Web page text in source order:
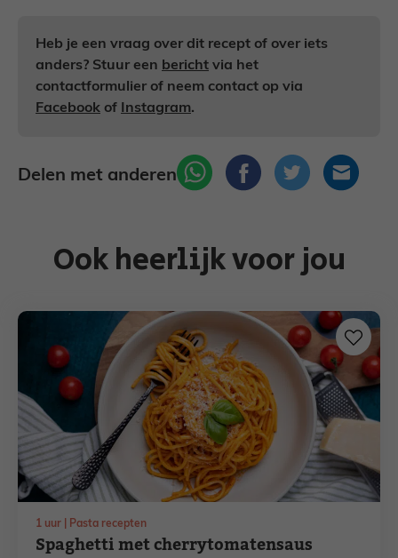
Heb je een vraag over dit recept of over iets
anders? Stuur een bericht via het
contactformulier of neem contact op via
Facebook of Instagram.
Delen met anderen
Ook heerlijk voor jou
1 uur
uur Pasta recepten
Spaghetti met cherrytomatensaus